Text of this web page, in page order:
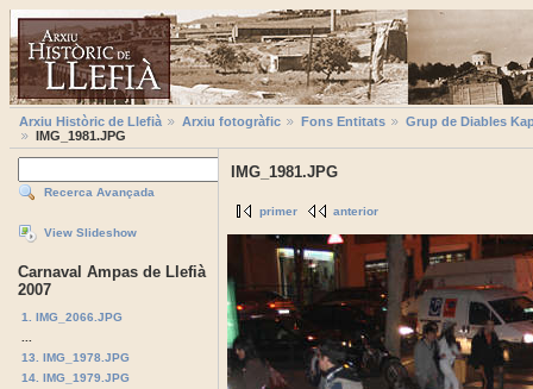
Arxiu Històric de Llefià Arxiu fotogràfic Fons Entitats
Grup de Diables
IMG_1981.JPG
Recerca Avançada
View Slideshow
Carnaval Ampas de Llefià
2007
1. IMG_2066.JPG
13. IMG_1978.JPG
14. IMG_1979.JPG
IMG_1981.JPG
primer anterior